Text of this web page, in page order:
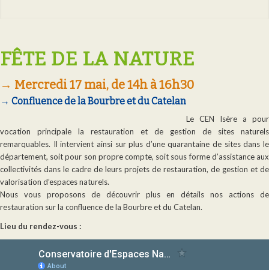
FÊTE DE LA NATURE
→ Mercredi 17 mai, de 14h à 16h30
→ Confluence de la Bourbre et du Catelan
Le CEN Isère a pour
vocation principale la restauration et de gestion de sites naturels
remarquables. Il intervient ainsi sur plus d’une quarantaine de sites dans le
département, soit pour son propre compte, soit sous forme d’assistance aux
collectivités dans le cadre de leurs projets de restauration, de gestion et de
valorisation d’espaces naturels.
Nous vous proposons de découvrir plus en détails nos actions de
restauration sur la confluence de la Bourbre et du Catelan.
Lieu du rendez-vous :